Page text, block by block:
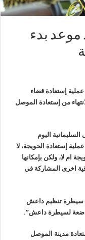
موعد بدء
عملية إستعادة قضاء
من إستعادة الموصل
اليوم
إستعادة الحويجة، لا
ام لا، ولكن بإمكانها
اخرى المشاركة في
سيطرة تنظيم داعش
لسيطرة داعش”.
مدينة الموصل